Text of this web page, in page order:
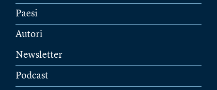
Paesi
Autori
Newsletter
Podcast